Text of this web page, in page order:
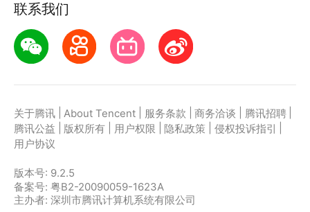
联系我们
关于腾讯 About Tencent 服务条款 商务洽谈 腾讯招聘
腾讯公益
版权所有 用户权限 隐私政策 侵权投诉指引
用户协议
版本号: 9.2.5
备案号: 粤B2-20090059-1623A
主办者: 深圳市腾讯计算机系统有限公司